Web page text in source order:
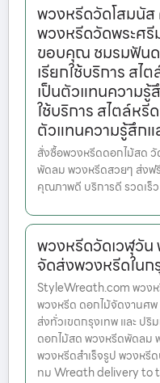
พวงหรีดวัดโสมนั
พวงหรีดวัดพระศรี
ขอบคุณ ชมรมฟัน
เรียกใช้บริการ ส
เป็นตัวแทนความรู้
ใช้บริการ สไตล์หรี
ตัวแทนความรู้สึก
สั่งซื้อพวงหรีดดอกไม้สด
พัดลม พวงหรีดสวยๆ ส่งฟ
คุณภาพดี บริการดี รวดเร็
พวงหรีดวัดเวฬุวัน
จัดส่งพวงหรีดในก
StyleWreath.com พวงห
พวงหรีด ดอกไม้จัดงานศ
ส่งทั่วเขตกรุงเทพ และ ป
ดอกไม้สด พวงหรีดพัดลม
พวงหรีดสำเร็จรูป พวงห
ทม Wreath delivery to